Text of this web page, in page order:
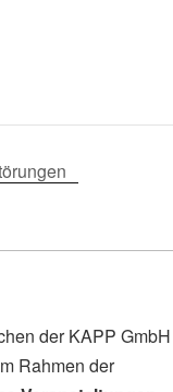
der KAPP GmbH
Rahmen der